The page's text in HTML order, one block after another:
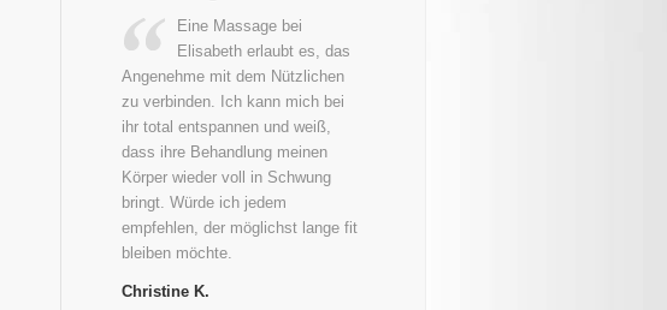
Eine Massage bei
Elisabeth erlaubt es, das
Angenehme mit dem Nützlichen
zu verbinden. Ich kann mich bei
ihr total entspannen und weiß,
dass ihre Behandlung meinen
Körper wieder voll in Schwung
bringt. Würde ich jedem
empfehlen, der möglichst lange fit
bleiben möchte.
Christine K.